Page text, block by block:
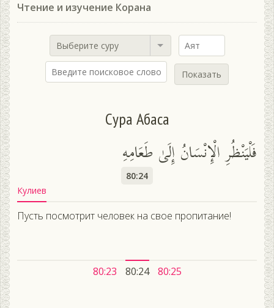
Чтение и изучение Корана
Выберите суру
Показать
Сура Абаса
فَلْيَنْظُرِ الْإِنْسَانُ إِلَىٰ طَعَامِهِ
80:24
Кулиев
Пусть посмотрит человек на свое пропитание!
80:23 80:24 80:25